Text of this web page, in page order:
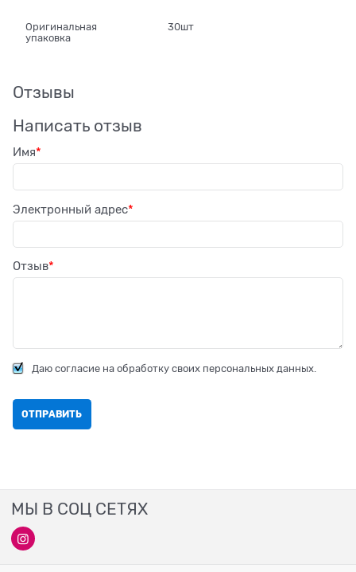
Оригинальная
упаковка
30шт
Отзывы
Написать отзыв
Имя
Электронный адрес
Отзыв
Даю согласие на обработку своих персональных данных.
МЫ В СОЦ СЕТЯХ